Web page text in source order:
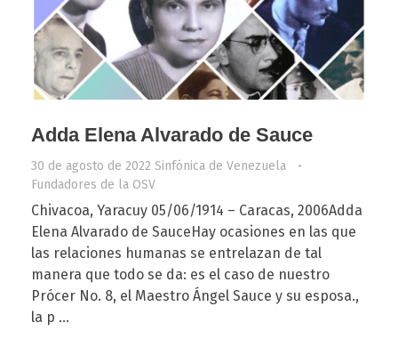
Adda Elena Alvarado de Sauce
30 de agosto de 2022 Sinfónica de Venezuela
Fundadores de la OSV
Chivacoa, Yaracuy 05/06/1914 – Caracas, 2006Adda
Elena Alvarado de SauceHay ocasiones en las que
las relaciones humanas se entrelazan de tal
manera que todo se da: es el caso de nuestro
Prócer No. 8, el Maestro Ángel Sauce y su esposa.,
la p ...